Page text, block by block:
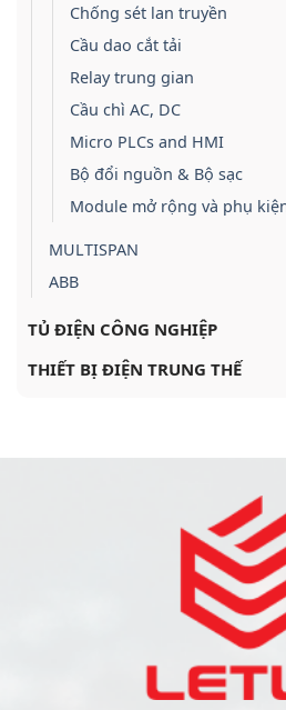
Chống sét lan truyền
Cầu dao cắt tải
Relay trung gian
Cầu chì AC, DC
Micro PLCs and HMI
Bộ đổi nguồn & Bộ sạc
Module mở rộng và phụ
MULTISPAN
ABB
TỦ ĐIỆN CÔNG NGHIỆP
THIẾT BỊ ĐIỆN TRUNG THẾ